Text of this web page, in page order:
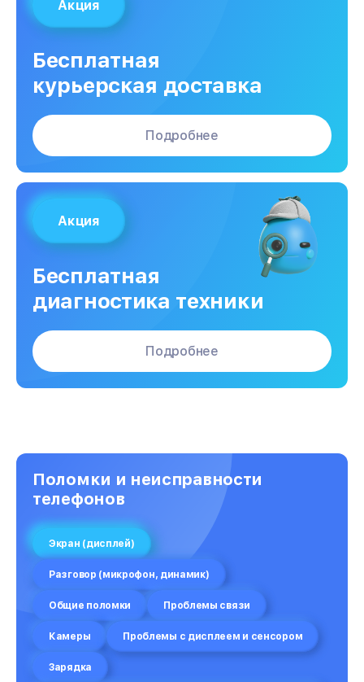
Акция
Бесплатная
курьерская доставка
Подробнее
Акция
Бесплатная
диагностика техники
Подробнее
Поломки и неисправности
телефонов
Экран (дисплей)
Разговор (микрофон, динамик)
Общие поломки Проблемы связи
Камеры Проблемы с дисплеем и сенсором
Зарядка